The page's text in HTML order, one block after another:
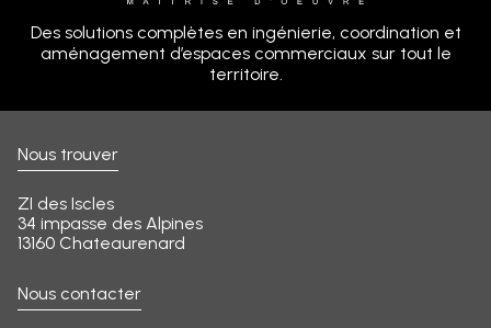
Des solutions complètes en ingénierie, coordination et
aménagement d’espaces commerciaux sur tout le
territoire.
Nous trouver
ZI des Iscles
34 impasse des Alpines
13160 Chateaurenard
Nous contacter